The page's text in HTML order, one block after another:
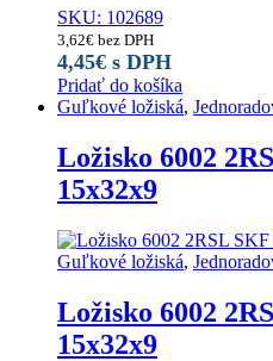
SKU: 102689
3,62€ bez DPH
4,45€ s DPH
Pridať do košíka
Guľkové ložiská,
Ložisko 6002
15x32x9
Guľkové ložiská,
Ložisko 6002
15x32x9